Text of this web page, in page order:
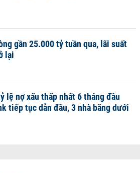
gần 25.000 tỷ tuần qua, lãi suất
lại
lệ nợ xấu thấp nhất 6 tháng đầu
tiếp tục dẫn đầu, 3 nhà băng dưới